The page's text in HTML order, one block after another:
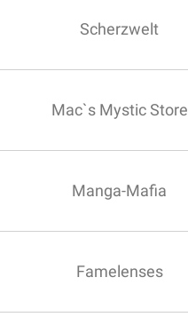
Scherzwelt
Mac`s Mystic Store
Manga-Mafia
Famelenses